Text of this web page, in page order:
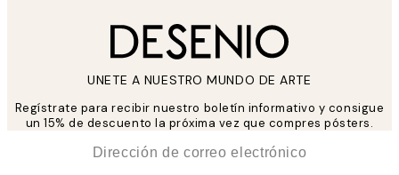
UNETE A NUESTRO MUNDO DE ARTE
Regístrate para recibir nuestro boletín informativo y consigue
un 15% de descuento la próxima vez que compres pósters.